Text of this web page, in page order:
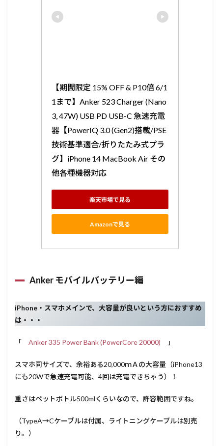
【期間限定 15% OFF & P10倍 6/1
1まで】Anker 523 Charger (Nano
3, 47W) USB PD USB-C 急速充電
器【PowerIQ 3.0 (Gen2)搭載/PSE
技術基準適合/折りたたみ式プラ
グ】iPhone 14 MacBook Air その
他各種機器対応
楽天市場で見る
Amazonで見る
Anker モバイルバッテリー編
iPhone・スマホメインで、大容量が良いという方におすすめ
は・・・
「 Anker 335 Power Bank (PowerCore 20000) 」
スマホ同サイズで、余裕ある20,000ｍＡの大容量（iPhone13
にも20Wで急速充電可能、4回は充電できちゃう）！
重さはペットボトル500mlくらいなので、許容範囲ですね。
（TypeA→Cケーブルは付属、ライトニングケーブルは別売
り。）